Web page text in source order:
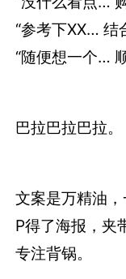
“参考下XX… 结
“随便想一个…
巴拉巴拉巴拉。
文案是万精油
P得了海报，夹
专注背锅。